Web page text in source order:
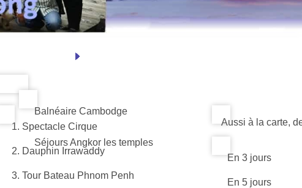
1. Spectacle Cirque
2. Dauphin Irrawaddy
3. Tour Bateau Phnom Penh
Balnéaire Cambodge
Aussi à la carte,
Séjours Angkor les temples
En 3 jours
En 5 jours